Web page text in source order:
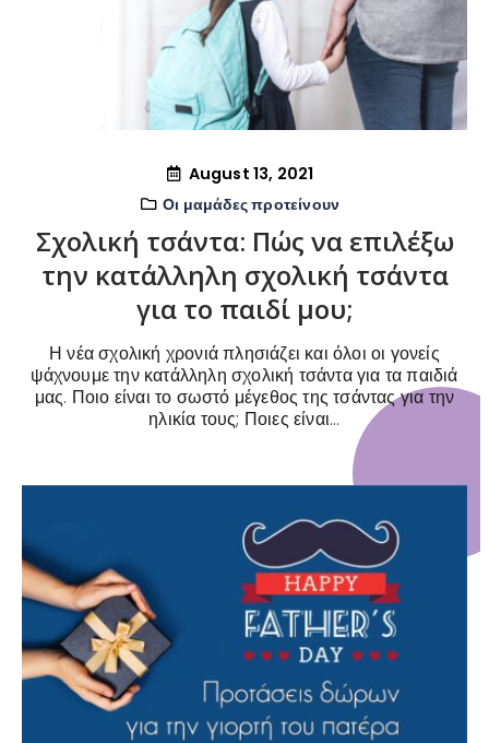
August 13, 2021
Οι μαμάδες προτείνουν
Σχολική τσάντα: Πώς να επιλέξω
την κατάλληλη σχολική τσάντα
για το παιδί μου;
Η νέα σχολική χρονιά πλησιάζει και όλοι οι γονείς
ψάχνουμε την κατάλληλη σχολική τσάντα για τα παιδιά
μας. Ποιο είναι το σωστό μέγεθος της τσάντας για την
ηλικία τους; Ποιες είναι...